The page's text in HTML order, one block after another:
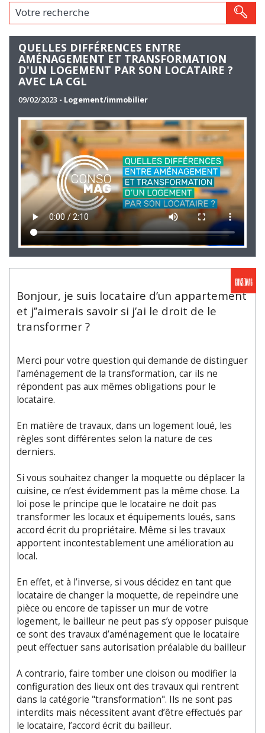
Votre recherche
QUELLES DIFFÉRENCES ENTRE
AMÉNAGEMENT ET TRANSFORMATION
D'UN LOGEMENT PAR SON LOCATAIRE ?
AVEC LA CGL
09/02/2023 - Logement/immobilier
Bonjour, je suis locataire d’un appartement
et j’’aimerais savoir si j’ai le droit de le
transformer ?
Merci pour votre question qui demande de distinguer
l’aménagement de la transformation, car ils ne
répondent pas aux mêmes obligations pour le
locataire.
En matière de travaux, dans un logement loué, les
règles sont différentes selon la nature de ces
derniers.
Si vous souhaitez changer la moquette ou déplacer la
cuisine, ce n’est évidemment pas la même chose. La
loi pose le principe que le locataire ne doit pas
transformer les locaux et équipements loués, sans
accord écrit du propriétaire. Même si les travaux
apportent incontestablement une amélioration au
local.
En effet, et à l’inverse, si vous décidez en tant que
locataire de changer la moquette, de repeindre une
pièce ou encore de tapisser un mur de votre
logement, le bailleur ne peut pas s’y opposer puisque
ce sont des travaux d’aménagement que le locataire
peut effectuer sans autorisation préalable du bailleur
A contrario, faire tomber une cloison ou modifier la
configuration des lieux ont des travaux qui rentrent
dans la catégorie "transformation". Ils ne sont pas
interdits mais nécessitent avant d’être effectués par
le locataire, l’accord écrit du bailleur.